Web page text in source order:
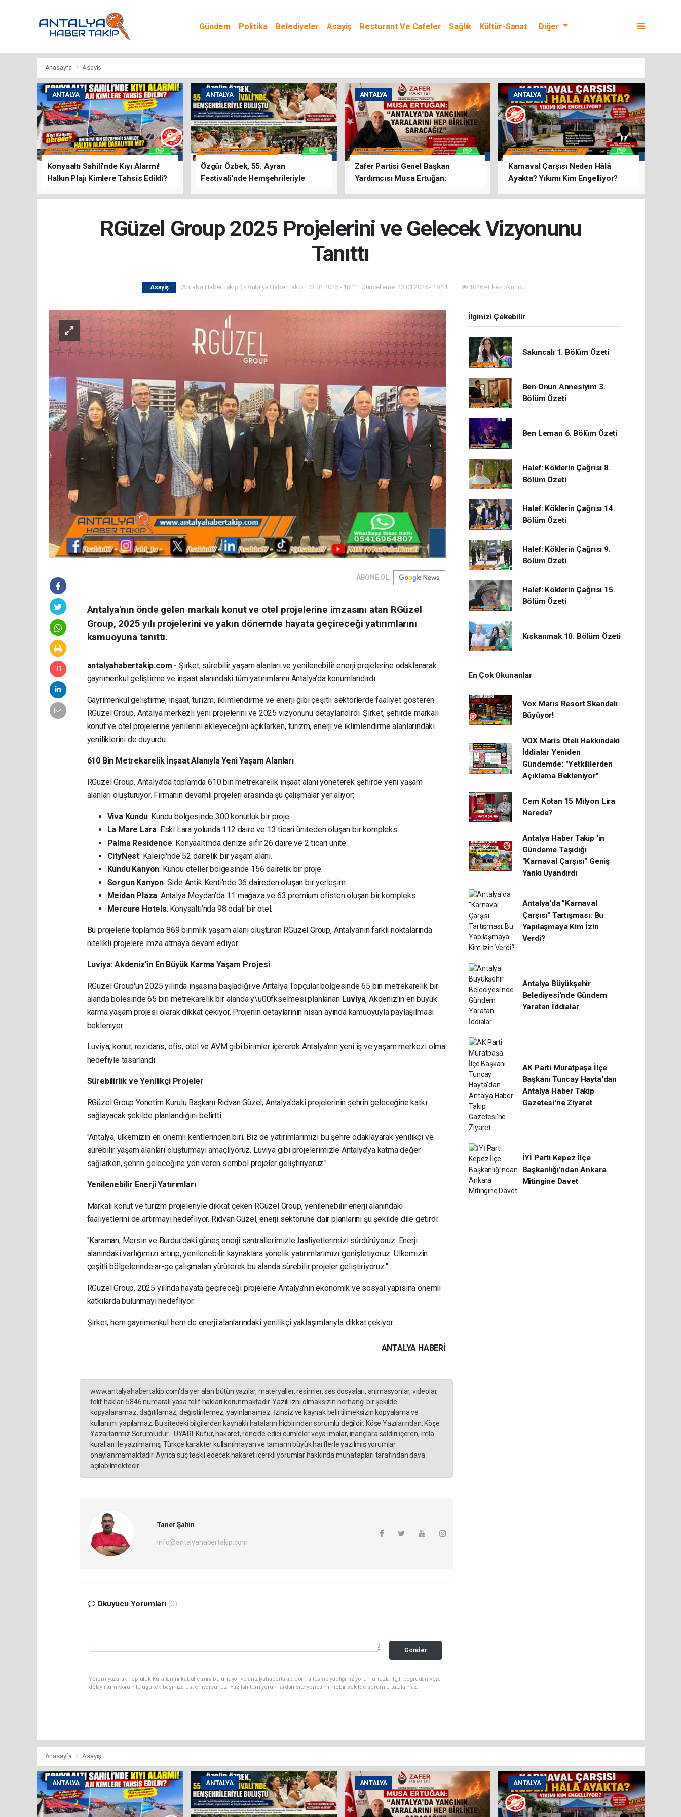
Gündem Politika Belediyeler Asayiş Resturant Ve Cafeler Sağlık
Kültür-Sanat
Diğer
Anasayfa Asayiş
ANTALYA
Konyaaltı Sahili'nde Kıyı Alarmı!
Halkın Plajı Kimlere Tahsis Edildi?
ANTALYA
Özgür Özbek, 55. Ayran
Festivali'nde Hemşehrileriyle
ANTALYA
Zafer Partisi Genel Başkan
Yardımcısı Musa Ertuğan:
ANTALYA
Karnaval Çarşısı Neden Hâlâ
Ayakta? Yıkımı Kim Engelliyor?
RGüzel Group 2025 Projelerini ve Gelecek Vizyonunu
Tanıttı
Asayiş (Antalya Haber Takip ) - Antalya Haber Takip | 23.01.2025 - 18:11, Güncelleme: 23.01.2025 - 18:11 10469+ kez okundu.
ABONE OL
Antalya'nın önde gelen markalı konut ve otel projelerine imzasını atan RGüzel
Group, 2025 yılı projelerini ve yakın dönemde hayata geçireceği yatırımlarını
kamuoyuna tanıttı.
antalyahabertakip.com - Şirket, sürebilir yaşam alanları ve yenilenebilir enerji projelerine odaklanarak
gayrimenkul geliştirme ve inşaat alanındaki tüm yatırımlarını Antalya'da konumlandırdı.
Gayrimenkul geliştirme, inşaat, turizm, iklimlendirme ve enerji gibi çeşitli sektörlerde faaliyet gösteren
RGüzel Group, Antalya merkezli yeni projelerini ve 2025 vizyonunu detaylandırdı. Şirket, şehirde markalı
konut ve otel projelerine yenilerini ekleyeceğini açıklarken, turizm, enerji ve iklimlendirme alanlarındaki
yeniliklerini de duyurdu.
610 Bin Metrekarelik İnşaat Alanıyla Yeni Yaşam Alanları
RGüzel Group, Antalya'da toplamda 610 bin metrekarelik inşaat alanı yöneterek şehirde yeni yaşam
alanları oluşturuyor. Firmanın devamlı projeleri arasında şu çalışmalar yer alıyor:
Viva Kundu: Kundu bölgesinde 300 konutluk bir proje.
La Mare Lara: Eski Lara yolunda 112 daire ve 13 ticari üniteden oluşan bir kompleks.
Palma Residence: Konyaaltı'nda denize sıfır 26 daire ve 2 ticari ünite.
CityNest: Kaleiçi'nde 52 dairelik bir yaşam alanı.
Kundu Kanyon: Kundu oteller bölgesinde 156 dairelik bir proje.
Sorgun Kanyon: Side Antik Kenti'nde 36 daireden oluşan bir yerleşim.
Meidan Plaza: Antalya Meydan'da 11 mağaza ve 63 premium ofisten oluşan bir kompleks.
Mercure Hotels: Konyaaltı'nda 98 odalı bir otel.
Bu projelerle toplamda 869 birimlik yaşam alanı oluşturan RGüzel Group, Antalya'nın farklı noktalarında
nitelikli projelere imza atmaya devam ediyor.
Luviya: Akdeniz'in En Büyük Karma Yaşam Projesi
RGüzel Group'un 2025 yılında inşasına başladığı ve Antalya Topçular bölgesinde 65 bin metrekarelik bir
alanda bölesinde 65 bin metrekarelik bir alanda y\u00fkselmesi planlanan Luviya, Akdeniz'in en büyük
karma yaşam projesi olarak dikkat çekiyor. Projenin detaylarının nisan ayında kamuoyuyla paylaşılması
bekleniyor.
Luviya, konut, rezidans, ofis, otel ve AVM gibi birimler içererek Antalya'nın yeni iş ve yaşam merkezi olma
hedefiyle tasarlandı.
Sürebilirlik ve Yenilikçi Projeler
RGüzel Group Yönetim Kurulu Başkanı Rıdvan Güzel, Antalya'daki projelerinin şehrin geleceğine katkı
sağlayacak şekilde planlandığını belirtti:
"Antalya, ülkemizin en önemli kentlerinden biri. Biz de yatırımlarımızı bu şehre odaklayarak yenilikçi ve
sürebilir yaşam alanları oluşturmayı amaçlıyoruz. Luviya gibi projelerimizle Antalya'ya katma değer
sağlarken, şehrin geleceğine yön veren sembol projeler geliştiriyoruz."
Yenilenebilir Enerji Yatırımları
Markalı konut ve turizm projeleriyle dikkat çeken RGüzel Group, yenilenebilir enerji alanındaki
faaliyetlerini de artırmayı hedefliyor. Rıdvan Güzel, enerji sektörüne dair planlarını şu şekilde dile getirdi:
"Karaman, Mersin ve Burdur'daki güneş enerji santrallerimizle faaliyetlerimizi sürdürüyoruz. Enerji
alanındaki varlığımızı artırıp, yenilenebilir kaynaklara yönelik yatırımlarımızı genişletiyoruz. Ülkemizin
çeşitli bölgelerinde ar-ge çalışmaları yürüterek bu alanda sürebilir projeler geliştiriyoruz."
RGüzel Group, 2025 yılında hayata geçireceği projelerle Antalya'nın ekonomik ve sosyal yapısına önemli
katkılarda bulunmayı hedefliyor.
Şirket, hem gayrimenkul hem de enerji alanlarındaki yenilikçi yaklaşımlarıyla dikkat çekiyor.
ANTALYA HABERİ
www.antalyahabertakip.com'da yer alan bütün yazılar, materyaller, resimler, ses dosyaları, animasyonlar, videolar,
telif hakları 5846 numaralı yasa telif hakları korunmaktadır. Yazılı izni olmaksızın herhangi bir şekilde
kopyalanamaz, dağıtılamaz, değiştirilemez, yayınlanamaz. İzinsiz ve kaynak belirtilmeksizin kopyalama ve
kullanımı yapılamaz. Bu sitedeki bilgilerden kaynaklı hataların hiçbirinden sorumlu değildir. Köşe Yazılarından, Köşe
Yazarlarımız Sorumludur... UYARI: Küfür, hakaret, rencide edici cümleler veya imalar, inançlara saldırı içeren, imla
kuralları ile yazılmamış, Türkçe karakter kullanılmayan ve tamamı büyük harflerle yazılmış yorumlar
onaylanmamaktadır. Ayrıca suç teşkil edecek hakaret içerikli yorumlar hakkında muhatapları tarafından dava
açılabilmektedir.
Taner Şahin
info@antalyahabertakip.com
Okuyucu Yorumları (0)
Gönder
Yorum yazarak Topluluk Kuralları’nı kabul etmiş bulunuyor ve antalyahabertakip.com sitesine yaptığınız yorumunuzla ilgili doğrudan veya
dolaylı tüm sorumluluğu tek başınıza üstleniyorsunuz. Yazılan tüm yorumlardan site yönetimi hiçbir şekilde sorumlu tutulamaz.
İlginizi Çekebilir
Sakıncalı 1. Bölüm Özeti
Ben Onun Annesiyim 3.
Bölüm Özeti
Ben Leman 6. Bölüm Özeti
Halef: Köklerin Çağrısı 8.
Bölüm Özeti
Halef: Köklerin Çağrısı 14.
Bölüm Özeti
Halef: Köklerin Çağrısı 9.
Bölüm Özeti
Halef: Köklerin Çağrısı 15.
Bölüm Özeti
Kıskanmak 10. Bölüm Özeti
En Çok Okunanlar
Vox Marıs Resort Skandalı
Büyüyor!
VOX Maris Oteli Hakkındaki
İddialar Yeniden
Gündemde: "Yetkililerden
Açıklama Bekleniyor"
Cem Kotan 15 Milyon Lira
Nerede?
Antalya Haber Takip ‘in
Gündeme Taşıdığı
"Karnaval Çarşısı" Geniş
Yankı Uyandırdı
Antalya'da "Karnaval
Çarşısı" Tartışması: Bu
Yapılaşmaya Kim İzin
Verdi?
Antalya Büyükşehir
Belediyesi'nde Gündem
Yaratan İddialar
AK Parti Muratpaşa İlçe
Başkanı Tuncay Hayta'dan
Antalya Haber Takip
Gazetesi'ne Ziyaret
İYİ Parti Kepez İlçe
Başkanlığı’ndan Ankara
Mitingine Davet
Anasayfa Asayiş
ANTALYA ANTALYA ANTALYA ANTALYA